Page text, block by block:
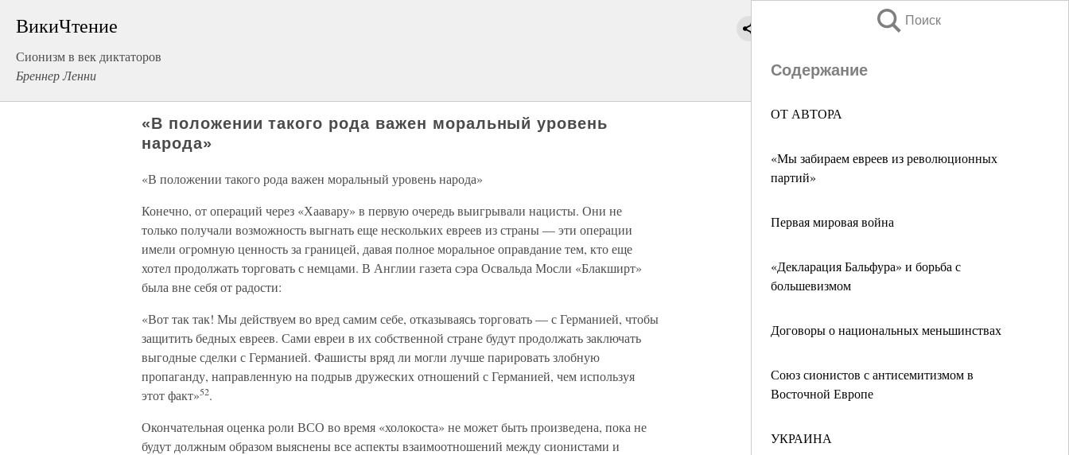
ВикиЧтение
Сионизм в век диктаторов
Бреннер Ленни
Поиск
Содержание
ОТ АВТОРА
«Мы забираем евреев из революционных
партий»
Первая мировая война
«Декларация Бальфура» и борьба с
большевизмом
Договоры о национальных меньшинствах
Союз сионистов с антисемитизмом в
Восточной Европе
УКРАИНА
«В положении такого рода важен моральный уровень
народа»
«В положении такого рода важен моральный уровень народа»
Конечно, от операций через «Хаавару» в первую очередь выигрывали нацисты. Они не
только получали возможность выгнать еще нескольких евреев из страны — эти операции
имели огромную ценность за границей, давая полное моральное оправдание тем, кто еще
хотел продолжать торговать с немцами. В Англии газета сэра Освальда Мосли «Блакширт»
была вне себя от радости:
«Вот так так! Мы действуем во вред самим себе, отказываясь торговать — с Германией, чтобы
защитить бедных евреев. Сами евреи в их собственной стране будут продолжать заключать
выгодные сделки с Германией. Фашисты вряд ли могли лучше парировать злобную
пропаганду, направленную на подрыв дружеских отношений с Германией, чем используя
этот факт»52.
Окончательная оценка роли ВСО во время «холокоста» не может быть произведена, пока не
будут должным образом выяснены все аспекты взаимоотношений между сионистами и